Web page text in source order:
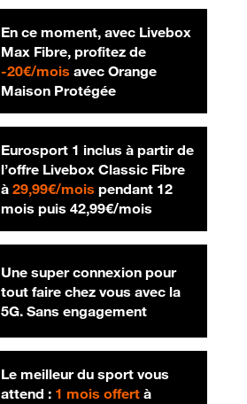
En ce moment, avec Livebox
Max Fibre, profitez de
-20€/mois20 € par mois
avec Orange
Maison Protégée
Eurosport 1 inclus à partir de
l’offre Livebox Classic Fibre
à 29,99€/mois29,99 € par mois
pendant 12
mois puis 42,99€/mois42,99 € par
Une super connexion pour
tout faire chez vous avec la
5G. Sans engagement
Le meilleur du sport vous
attend : 1 mois offertà